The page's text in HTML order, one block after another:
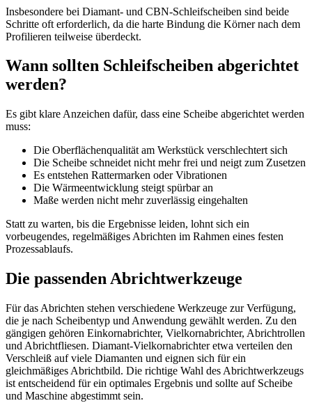
Insbesondere bei Diamant- und CBN-Schleifscheiben sind beide
Schritte oft erforderlich, da die harte Bindung die Körner nach dem
Profilieren teilweise überdeckt.
Wann sollten Schleifscheiben abgerichtet
werden?
Es gibt klare Anzeichen dafür, dass eine Scheibe abgerichtet werden
muss:
Die Oberflächenqualität am Werkstück verschlechtert sich
Die Scheibe schneidet nicht mehr frei und neigt zum Zusetzen
Es entstehen Rattermarken oder Vibrationen
Die Wärmeentwicklung steigt spürbar an
Maße werden nicht mehr zuverlässig eingehalten
Statt zu warten, bis die Ergebnisse leiden, lohnt sich ein
vorbeugendes, regelmäßiges Abrichten im Rahmen eines festen
Prozessablaufs.
Die passenden Abrichtwerkzeuge
Für das Abrichten stehen verschiedene Werkzeuge zur Verfügung,
die je nach Scheibentyp und Anwendung gewählt werden. Zu den
gängigen gehören Einkornabrichter, Vielkornabrichter, Abrichtrollen
und Abrichtfliesen. Diamant-Vielkornabrichter etwa verteilen den
Verschleiß auf viele Diamanten und eignen sich für ein
gleichmäßiges Abrichtbild. Die richtige Wahl des Abrichtwerkzeugs
ist entscheidend für ein optimales Ergebnis und sollte auf Scheibe
und Maschine abgestimmt sein.